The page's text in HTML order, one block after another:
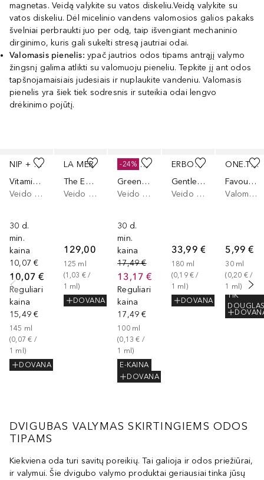
magnetas. Veidą valykite su vatos diskeliu.Veidą valykite su
vatos diskeliu. Dėl micelinio vandens valomosios galios pakaks
švelniai perbraukti juo per odą, taip išvengiant mechaninio
dirginimo, kuris gali sukelti stresą jautriai odai.
Valomasis pienelis: ypač jautrios odos tipams antrąjį valymo
žingsnį galima atlikti su valomuoju pieneliu. Tepkite jį ant odos
tapšnojamaisiais judesiais ir nuplaukite vandeniu. Valomasis
pienelis yra šiek tiek sodresnis ir suteikia odai lengvo
drėkinimo pojūtį.
NIP + FAB
Vitamin C Fix Cleanser
Veido valomoji želė
30 d.
min.
kaina
10,07 €
10,07 €
Reguliari
kaina
15,49 €
145 ml
(0,07 € /
1 ml )
DOVANA
LA MER
The Essence Foaming Cleanser
Veido valomoji želė
129,00 €
125 ml
(1,03 € /
1 ml)
DOVANA
BEAUTY OF JOSEON
Green Plum Refreshing
Veido valomoji želė
30 d.
min.
kaina
17,49 €
13,17 €
Reguliari
kaina
17,49 €
100 ml
(0,13 € /
1
ml )
E-KAINA
DOVANA
-24%
ERBORIAN
Gentle Cleansing Gel With Soothing Centella Asiatica
Veido valomoji želė
33,99 €
180 ml
(0,19 € /
1 ml )
DOVANA
ONE.TWO.FREE!
Favourite Foaming Cleanser
Valomosios veido putos
5,99 €
30 ml
(0,20 € /
1
ml)
TIK
DVIGUBAS VALYMAS SKIRTINGIEMS ODOS
TIPAMS
Kiekviena oda turi savitų poreikių. Tai galioja ir odos priežiūrai,
ir valymui. Šie dvigubo valymo produktai geriausiai tinka jūsų